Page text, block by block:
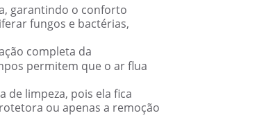
garantindo o conforto
fungos e bactérias,
completa da
permitem que o ar flua
de limpeza, pois ela fica
ou apenas a remoção